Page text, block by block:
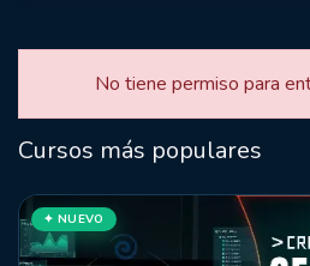
No tiene permiso para
Cursos más populares
✦ NUEVO